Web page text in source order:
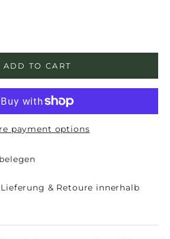
ADD TO CART
payment options
Lieferung & Retoure innerhalb